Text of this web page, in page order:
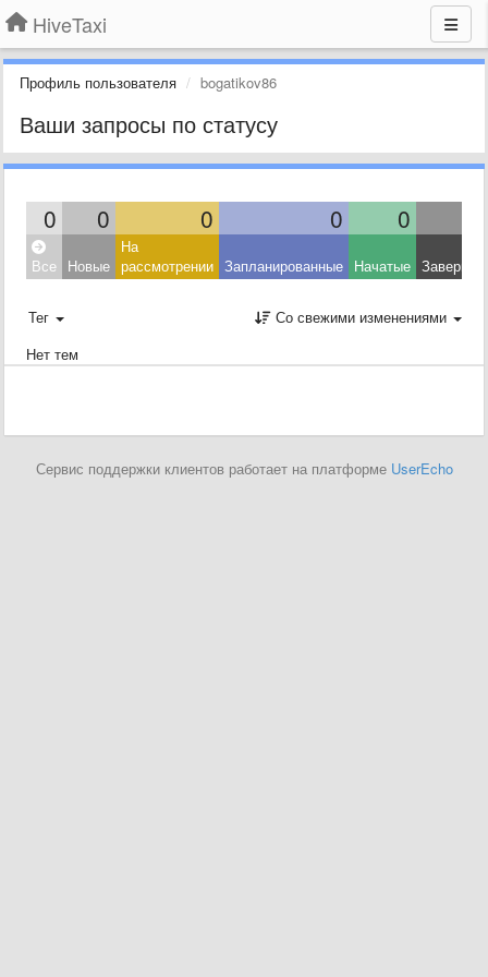
HiveTaxi
Профиль пользователя bogatikov86
Ваши запросы по статусу
0 0 0 0 0
Все Новые
На
рассмотрении Запланированные Начатые
Тег
Со свежими изменениями
Нет тем
Сервис поддержки клиентов работает на платформе UserEcho